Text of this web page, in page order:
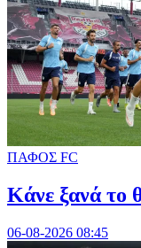
ΠΑΦΟΣ FC
Κάνε ξανά το
06-08-2026 08:45